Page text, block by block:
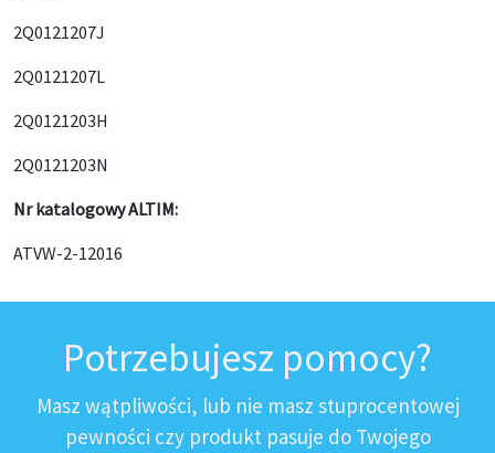
2Q0121207J
2Q0121207L
2Q0121203H
2Q0121203N
Nr katalogowy ALTIM:
ATVW-2-12016
Potrzebujesz pomocy?
Masz wątpliwości, lub nie masz stuprocentowej
pewności czy produkt pasuje do Twojego